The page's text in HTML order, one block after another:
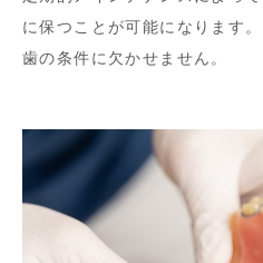
に保つことが可能になります
歯の条件に欠かせません。